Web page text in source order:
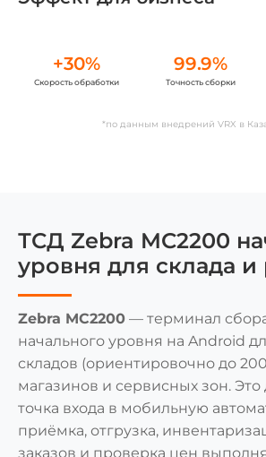
+30%
Скорость обработки
99.9%
Точность сборки
*по данным внедрений VRX в
ТСД Zebra MC2200
уровня для склада и
Zebra MC2200 — терминал
начального уровня на Android
складов (ориентировочно до
магазинов и сервисных зон. Это
точка входа в мобильную
приёмка, отгрузка,
заказов и проверка цен